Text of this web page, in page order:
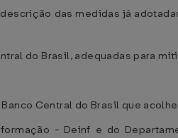
das medidas já
do Brasil, adequadas para
Central do Brasil que
- Deinf e do